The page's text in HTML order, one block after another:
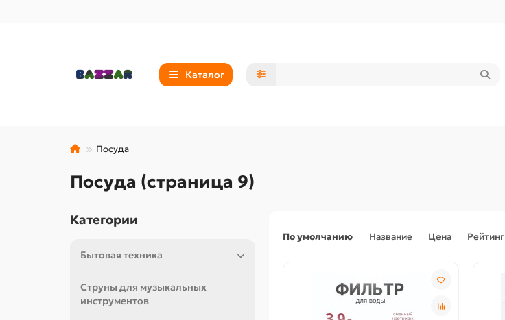
Каталог
Посуда
Посуда (страница 9)
Категории
Бытовая техника
Струны для музыкальных
инструментов
По умолчанию Название Цена Рейтинг